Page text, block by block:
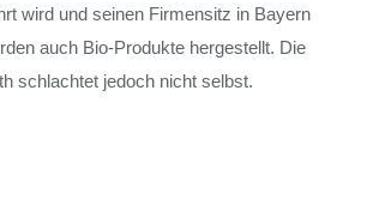
wird und seinen Firmensitz in Bayern
auch Bio-Produkte hergestellt. Die
schlachtet jedoch nicht selbst.